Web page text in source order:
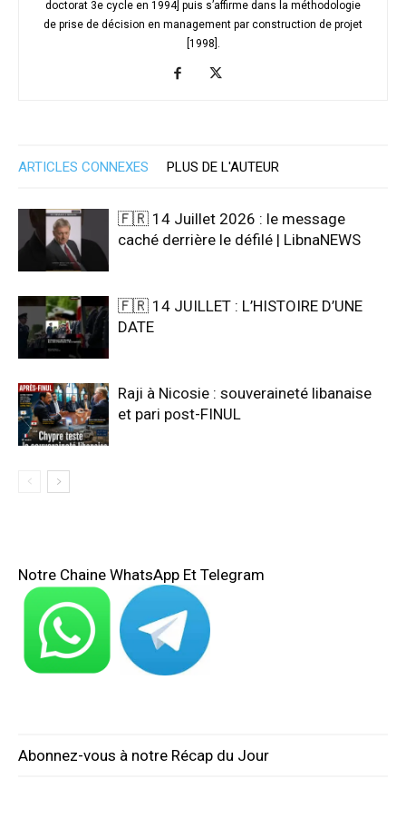
doctorat 3e cycle en 1994] puis s’affirme dans la méthodologie
de prise de décision en management par construction de projet
[1998].
ARTICLES CONNEXES PLUS DE L'AUTEUR
🇫🇷 14 Juillet 2026 : le message
caché derrière le défilé | LibnaNEWS
🇫🇷 14 JUILLET : L’HISTOIRE D’UNE
DATE
Raji à Nicosie : souveraineté libanaise
et pari post-FINUL
Notre Chaine WhatsApp Et Telegram
Abonnez-vous à notre Récap du Jour